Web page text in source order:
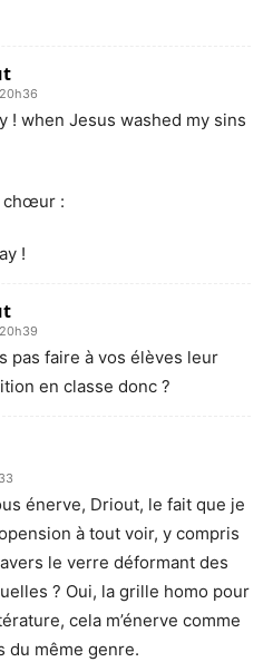
! when Jesus washed my sins
chœur :
!
pas faire à vos élèves leur
en classe donc ?
énerve, Driout, le fait que je
à tout voir, y compris
le verre déformant des
? Oui, la grille homo pour
cela m’énerve comme
du même genre.